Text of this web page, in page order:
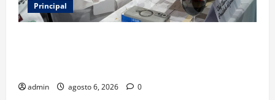
Principal
admin agosto 6, 2026 0